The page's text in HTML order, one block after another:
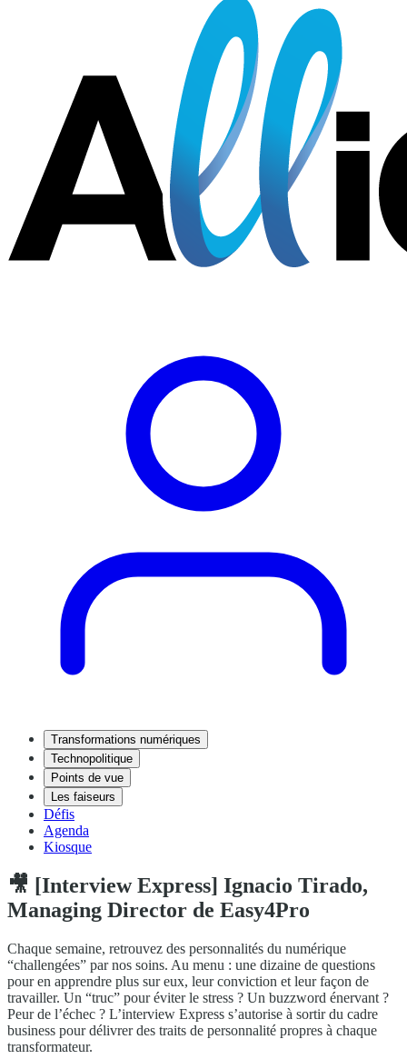
Transformations numériques
Technopolitique
Points de vue
Les faiseurs
Défis
Agenda
Kiosque
🎥 [Interview Express] Ignacio Tirado,
Managing Director de Easy4Pro
Chaque semaine, retrouvez des personnalités du numérique
“challengées” par nos soins. Au menu : une dizaine de questions
pour en apprendre plus sur eux, leur conviction et leur façon de
travailler. Un “truc” pour éviter le stress ? Un buzzword énervant ?
Peur de l’échec ? L’interview Express s’autorise à sortir du cadre
business pour délivrer des traits de personnalité propres à chaque
transformateur.